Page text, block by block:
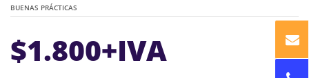
BUENAS PRÁCTICAS
$1.800+IVA